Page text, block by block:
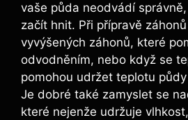
vaše půda neodvádí
začít hnit. Při přípravě
vyvýšených záhonů, které
odvodněním, nebo když se
pomohou udržet teplotu
Je dobré také zamyslet se
které nejenže udržuje